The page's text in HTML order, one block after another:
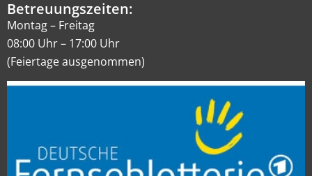
Betreuungszeiten:
Montag – Freitag
08:00 Uhr – 17:00 Uhr
(Feiertage ausgenommen)